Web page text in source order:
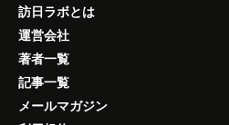
訪日ラボとは
運営会社
著者一覧
記事一覧
メールマガジン